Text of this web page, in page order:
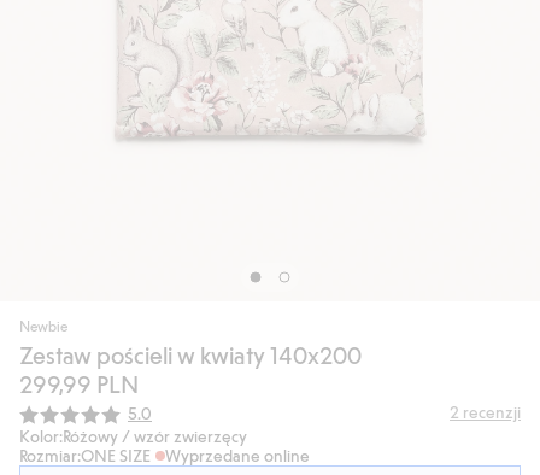
Newbie
Zestaw pościeli w kwiaty 140x200
299,99 PLN
Średnia ocena:
5.0 2 recenzji
Kolor:Różowy / wzór zwierzęcy
Rozmiar:ONE SIZE
Wyprzedane online